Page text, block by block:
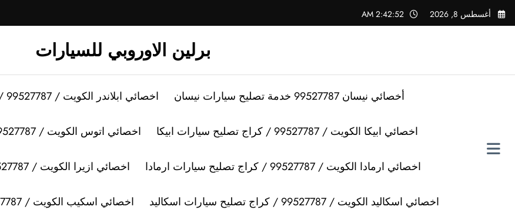
التجاوز
إلى
أغسطس 8, 2026 2:42:53 AM
برلين الاوروبي للسيارات
أخصائي نيسان 99527787 خدمة تصليح سيارات نيسان اخصائي ابلاندر الكويت / 99527787 / كراج تصليح سيارات ابلاندر
اخصائي ابيكا الكويت / 99527787 / كراج تصليح سيارات ابيكا اخصائي اتوس الكويت / 99527787 / كراج تصليح سيارات اتوس
اخصائي ارمادا الكويت / 99527787 / كراج تصليح سيارات ارمادا اخصائي ازيرا الكويت / 99527787 / كراج تصليح سيارات ازيرا
اخصائي اسكاليد الكويت / 99527787 / كراج تصليح سيارات اسكاليد اخصائي اسكيب الكويت / 99527787 / كراج تصليح سيارات اسكيب